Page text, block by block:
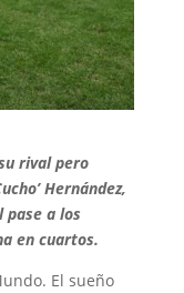
rival pero
Hernández,
pase a los
en cuartos.
El sueño